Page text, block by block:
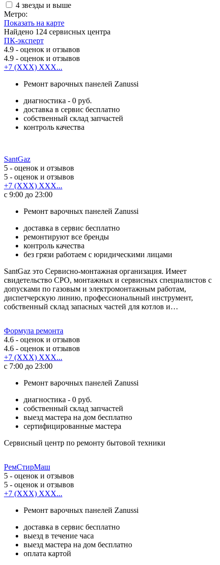
4 звезды и выше
Метро:
Показать на карте
Найдено 124 сервисных центра
ПК-эксперт
4.9 - оценок и отзывов
4.9 - оценок и отзывов
+7 (XXX) XXX...
Ремонт варочных панелей Zanussi
диагностика - 0 руб.
доставка в сервис бесплатно
собственный склад запчастей
контроль качества
SantGaz
5 - оценок и отзывов
5 - оценок и отзывов
+7 (XXX) XXX...
с 9:00 до 23:00
Ремонт варочных панелей Zanussi
доставка в сервис бесплатно
ремонтируют все бренды
контроль качества
без грязи работаем с юридическими лицами
SantGaz это Сервисно-монтажная организация. Имеет
свидетельство СРО, монтажных и сервисных специалистов с
допусками по газовым и электромонтажным работам,
диспетчерскую линию, профессиональный инструмент,
собственный склад запасных частей для котлов и…
Формула ремонта
4.6 - оценок и отзывов
4.6 - оценок и отзывов
+7 (XXX) XXX...
с 7:00 до 23:00
Ремонт варочных панелей Zanussi
диагностика - 0 руб.
собственный склад запчастей
выезд мастера на дом бесплатно
сертифицированные мастера
Сервисный центр по ремонту бытовой техники
РемСтирМаш
5 - оценок и отзывов
5 - оценок и отзывов
+7 (XXX) XXX...
Ремонт варочных панелей Zanussi
доставка в сервис бесплатно
выезд в течение часа
выезд мастера на дом бесплатно
оплата картой